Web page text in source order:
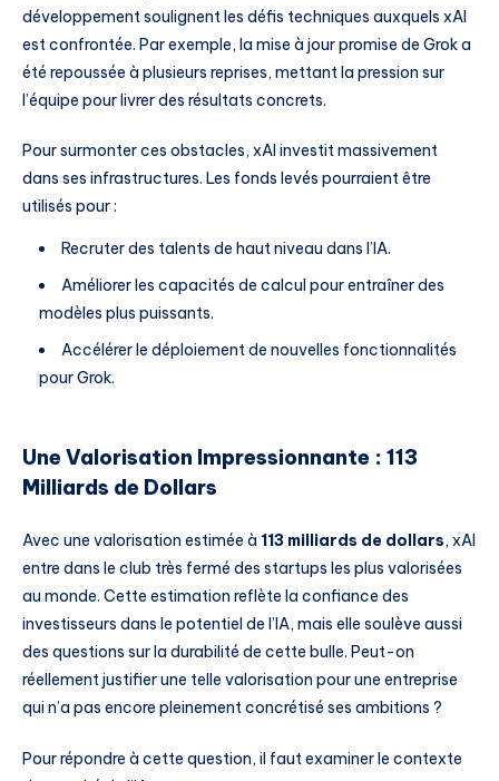
développement soulignent les défis techniques auxquels xAI
est confrontée. Par exemple, la mise à jour promise de Grok a
été repoussée à plusieurs reprises, mettant la pression sur
l’équipe pour livrer des résultats concrets.
Pour surmonter ces obstacles, xAI investit massivement
dans ses infrastructures. Les fonds levés pourraient être
utilisés pour :
Recruter des talents de haut niveau dans l’IA.
Améliorer les capacités de calcul pour entraîner des
modèles plus puissants.
Accélérer le déploiement de nouvelles fonctionnalités
pour Grok.
Une Valorisation Impressionnante : 113
Milliards de Dollars
Avec une valorisation estimée à 113 milliards de dollars, xAI
entre dans le club très fermé des startups les plus valorisées
au monde. Cette estimation reflète la confiance des
investisseurs dans le potentiel de l’IA, mais elle soulève aussi
des questions sur la durabilité de cette bulle. Peut-on
réellement justifier une telle valorisation pour une entreprise
qui n’a pas encore pleinement concrétisé ses ambitions ?
Pour répondre à cette question, il faut examiner le contexte